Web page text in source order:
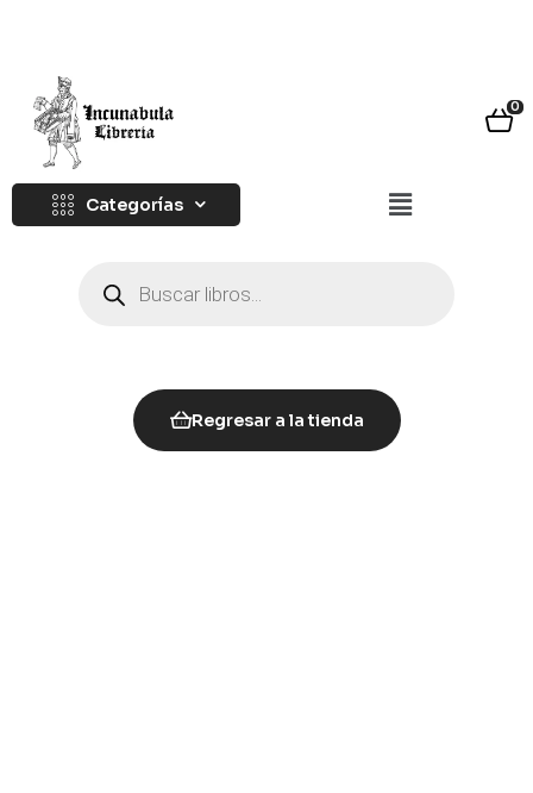
0
Categorías
Regresar a la tienda